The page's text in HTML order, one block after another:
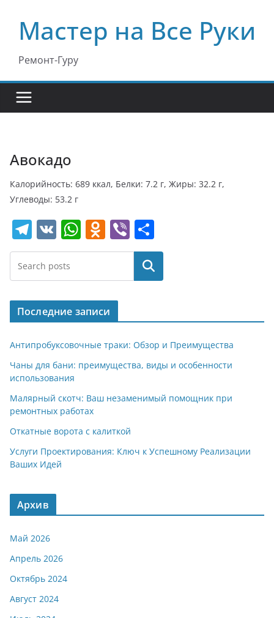
содержимому
Мастер на Все Руки
Ремонт-Гуру
Авокадо
Калорийность: 689 ккал, Белки: 7.2 г, Жиры: 32.2 г,
Углеводы: 53.2 г
T
el
e
gr
a
m
V
K
W
h
s
A
p
p
O
d
o
kl
a
ss
ni
Vi
b
er
т
п
р
в
и
т
Поиск
Последние записи
Антипробуксовочные траки: Обзор и Преимущества
Чаны для бани: преимущества, виды и особенности
использования
Малярный скотч: Ваш незаменимый помощник при
ремонтных работах
Откатные ворота с калиткой
Услуги Проектирования: Ключ к Успешному Реализации
Ваших Идей
Архив
Май 2026
Апрель 2026
Октябрь 2024
Август 2024